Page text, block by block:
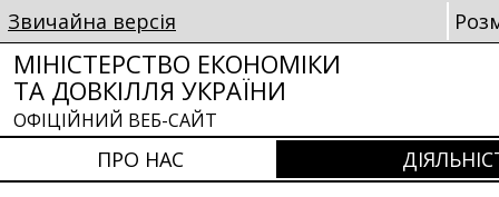
Звичайна версія
МІНІСТЕРСТВО ЕКОНОМІКИ
ТА ДОВКІЛЛЯ УКРАЇНИ
ОФІЦІЙНИЙ ВЕБ-САЙТ
ПРО НАС